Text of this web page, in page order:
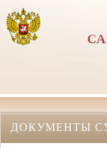
ДОКУМЕНТЫ